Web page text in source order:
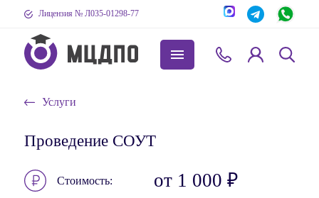
Лицензия № Л035-01298-77
Услуги
Проведение СОУТ
Стоимость от 1 000 ₽